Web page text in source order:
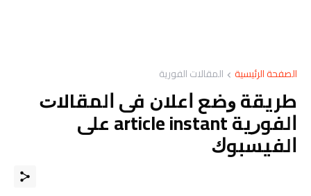
الصفحة الرئيسية المقالات الفورية
ﻃﺮﻳﻘﺔ ﻭﺿﻊ ﺍﻋﻼﻥ ﻓﻰ ﺍﻟﻤﻘﺎﻻﺕ
ﺍﻟﻔﻮﺭﻳﺔ article instant ﻋﻠﻰ
ﺍﻟﻔﻴﺴﺒﻮﻙ